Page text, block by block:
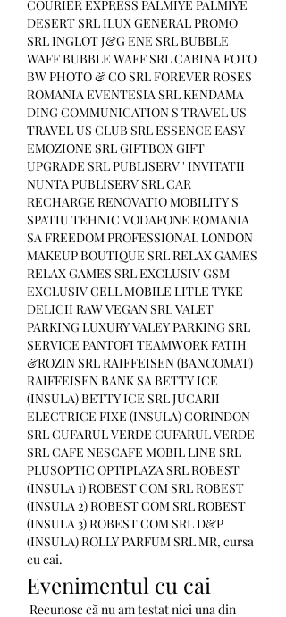
COURIER EXPRESS PALMIYE PALMIYE
DESERT SRL ILUX GENERAL PROMO
SRL INGLOT J&G ENE SRL BUBBLE
WAFF BUBBLE WAFF SRL CABINA FOTO
BW PHOTO & CO SRL FOREVER ROSES
ROMANIA EVENTESIA SRL KENDAMA
DING COMMUNICATION S TRAVEL US
TRAVEL US CLUB SRL ESSENCE EASY
EMOZIONE SRL GIFTBOX GIFT
UPGRADE SRL PUBLISERV ' INVITATII
NUNTA PUBLISERV SRL CAR
RECHARGE RENOVATIO MOBILITY S
SPATIU TEHNIC VODAFONE ROMANIA
SA FREEDOM PROFESSIONAL LONDON
MAKEUP BOUTIQUE SRL RELAX GAMES
RELAX GAMES SRL EXCLUSIV GSM
EXCLUSIV CELL MOBILE LITLE TYKE
DELICII RAW VEGAN SRL VALET
PARKING LUXURY VALEY PARKING SRL
SERVICE PANTOFI TEAMWORK FATIH
&ROZIN SRL RAIFFEISEN (BANCOMAT)
RAIFFEISEN BANK SA BETTY ICE
(INSULA) BETTY ICE SRL JUCARII
ELECTRICE FIXE (INSULA) CORINDON
SRL CUFARUL VERDE CUFARUL VERDE
SRL CAFE NESCAFE MOBIL LINE SRL
PLUSOPTIC OPTIPLAZA SRL ROBEST
(INSULA 1) ROBEST COM SRL ROBEST
(INSULA 2) ROBEST COM SRL ROBEST
(INSULA 3) ROBEST COM SRL D&P
(INSULA) ROLLY PARFUM SRL MR, cursa
cu cai.
Evenimentul cu cai